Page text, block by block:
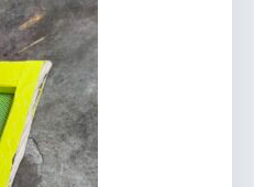
01500 Douvres
la mairie
associations
annonce